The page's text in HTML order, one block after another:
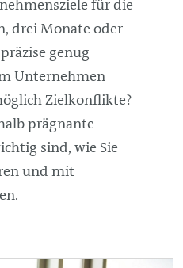
für die
drei Monate oder
genug
Unternehmen
Zielkonflikte?
prägnante
sind, wie Sie
und mit